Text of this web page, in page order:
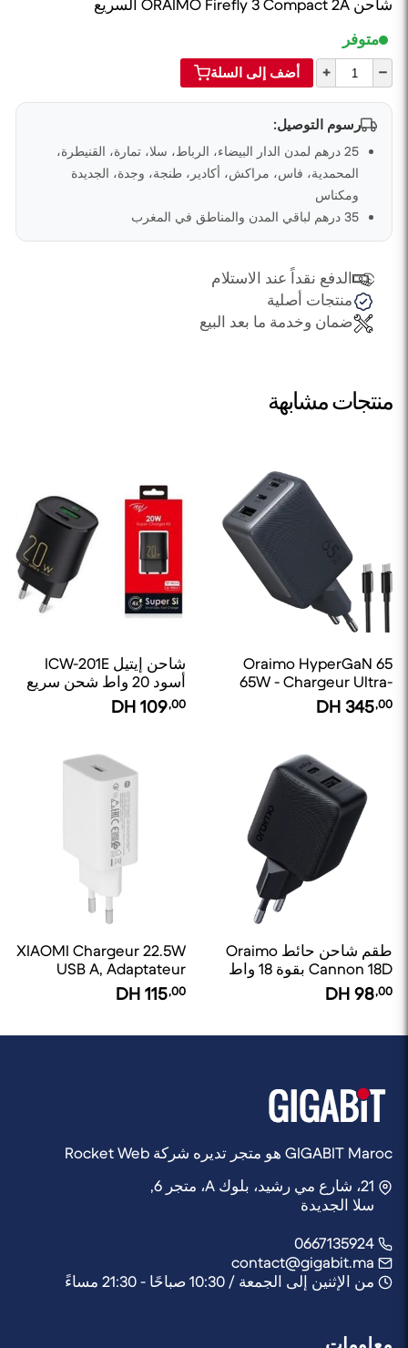
شاحن ORAIMO Firefly 3 Compact 2A السريع
متوفر
–
+ أضف إلى السلة
رسوم التوصيل:
25 درهم لمدن الدار البيضاء، الرباط، سلا، تمارة، القنيطرة،
المحمدية، فاس، مراكش، أكادير، طنجة، وجدة، الجديدة
ومكناس
35 درهم لباقي المدن والمناطق في المغرب
الدفع نقداً عند الاستلام
منتجات أصلية
ضمان وخدمة ما بعد البيع
منتجات مشابهة
Oraimo HyperGaN 65
65W - Chargeur Ultra-
Rapide Téléphones,
Tablettes et Laptops
345,00
شاحن إيتيل ICW-201E
أسود 20 واط شحن سريع
109,00
طقم شاحن حائط Oraimo
Cannon 18D بقوة 18 واط
من نوع C
98,00
XIAOMI Chargeur 22.5W
USB A, Adaptateur
Charge Rapide
115,00
GIGABIT Maroc هو متجر تديره شركة Rocket Web
21، شارع مي رشيد، بلوك A، متجر 6,
سلا الجديدة
من الإثنين إلى الجمعة / 10:30 صباحًا - 21:30 مساءً